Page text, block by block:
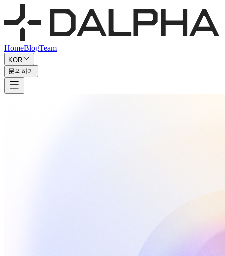
HomeBlogTeam
KOR
문의하기